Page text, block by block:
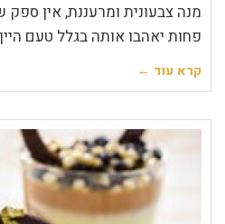
מנה צבעונית ומרעננת, אין
פחות יאהבו אותה בגלל טעם
קרא עוד ←